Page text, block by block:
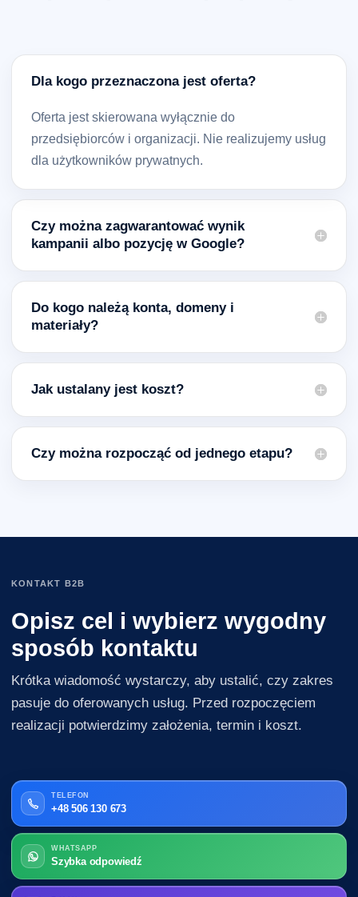
Dla kogo przeznaczona jest oferta?
Oferta jest skierowana wyłącznie do
przedsiębiorców i organizacji. Nie realizujemy usług
dla użytkowników prywatnych.
Czy można zagwarantować wynik
kampanii albo pozycję w Google?
Do kogo należą konta, domeny i
materiały?
Jak ustalany jest koszt?
Czy można rozpocząć od jednego etapu?
KONTAKT B2B
Opisz cel i wybierz wygodny
sposób kontaktu
Krótka wiadomość wystarczy, aby ustalić, czy zakres
pasuje do oferowanych usług. Przed rozpoczęciem
realizacji potwierdzimy założenia, termin i koszt.
TELEFON
+48 506 130 673
WHATSAPP
Szybka odpowiedź